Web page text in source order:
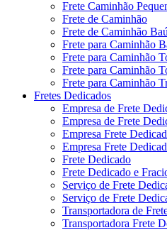
Frete Caminhão
Frete de Caminhão
Frete de Caminhão Baú
Frete para Caminhão
Frete para Caminhão
Frete para Caminhão
Frete para Caminhão
Fretes Dedicados
Empresa de Frete
Empresa de Frete
Empresa Frete
Empresa Frete
Frete Dedicado
Frete Dedicado e
Serviço de Frete
Serviço de Frete
Transportadora de
Transportadora Frete